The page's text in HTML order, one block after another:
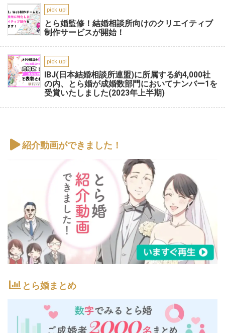
pick up!
とら婚監修！結婚相談所向けのクリエイティブ
制作サービスが開始！
pick up!
IBJ(日本結婚相談所連盟)に所属する約4,000社
の内、とら婚が成婚数部門においてナンバー1を
受賞いたしました(2023年上半期)
紹介動画ができました！
とら婚まとめ